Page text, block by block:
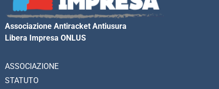
Associazione Antiracket Antiusura
Libera Impresa ONLUS
ASSOCIAZIONE
STATUTO